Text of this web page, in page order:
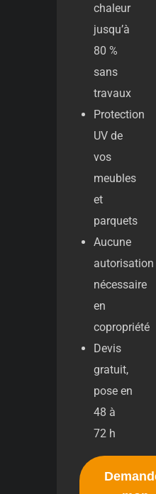
chaleur
jusqu’à
80 %
sans
travaux
Protection
UV de
vos
meubles
et
parquets
Aucune
autorisation
nécessaire
en
copropriété
Devis
gratuit,
pose en
48 à
72 h